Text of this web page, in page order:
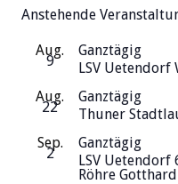
Anstehende
Aug.
9
Ganztägig
LSV Uetendorf
Aug.
22
Ganztägig
Thuner
Sep.
2
Ganztägig
LSV Uetendorf
Röhre Gotthard